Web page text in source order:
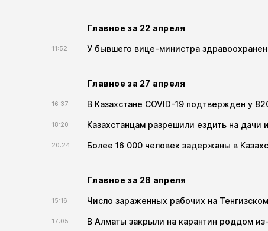
Главное за 22 апреля
11:52 У бывшего вице-министра
Главное за 27 апреля
16:37 В Казахстане COVID-19 подтвержден у
18:20 Казахстанцам разрешили ездить на дачи
20:24 Более 16 000 человек задержаны в
Главное за 28 апреля
15:16 Число зараженных рабочих на
17:05 В Алматы закрыли на карантин роддом